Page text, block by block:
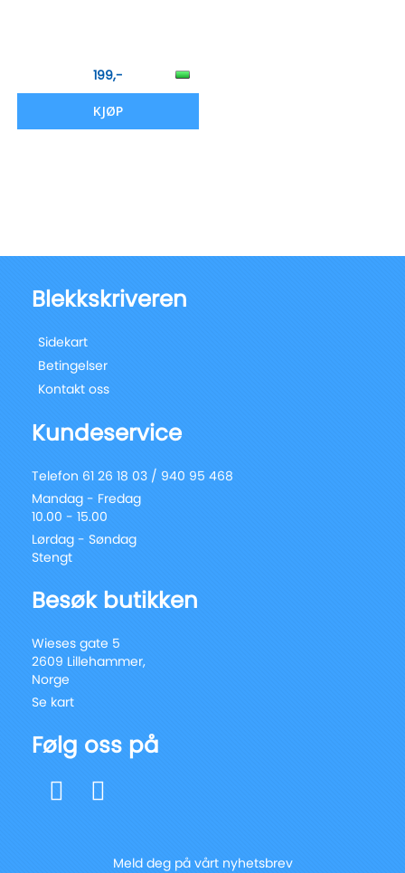
199,-
KJØP
Blekkskriveren
Sidekart
Betingelser
Kontakt oss
Kundeservice
Telefon 61 26 18 03 / 940 95 468
Mandag - Fredag
10.00 - 15.00
Lørdag - Søndag
Stengt
Besøk butikken
Wieses gate 5
2609 Lillehammer,
Norge
Se kart
Følg oss på
Meld deg på vårt nyhetsbrev